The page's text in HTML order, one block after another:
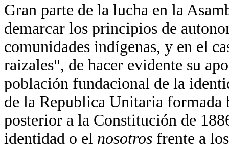
Gran parte de la lucha en la
demarcar los principios de
comunidades indígenas, y en el
raizales", de hacer evidente su
población fundacional de la
de la Republica Unitaria
posterior a la Constitución de
identidad o el nosotros frente a